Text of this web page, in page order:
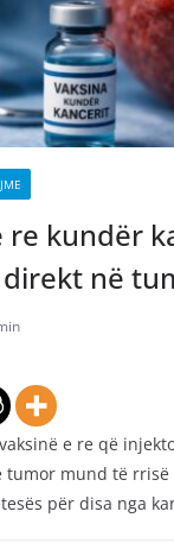
re kundër
në
e re që
mund të rrisë
për disa nga